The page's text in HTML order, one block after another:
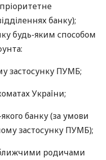
банку);
будь-яким способом
застосунку ПУМБ;
України;
банку (за умови
застосунку ПУМБ);
родичами